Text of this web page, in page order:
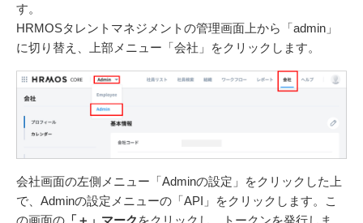
す。
HRMOSタレントマネジメントの管理画面上から「admin」
に切り替え、上部メニュー「会社」をクリックします。
会社画面の左側メニュー「Adminの設定」をクリックした上
で、Adminの設定メニューの「API」をクリックします。こ